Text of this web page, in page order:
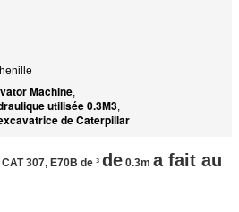
Machine,
utilisée 0.3M3,
de Caterpillar
307, E70B de ³ de 0.3m a fait au